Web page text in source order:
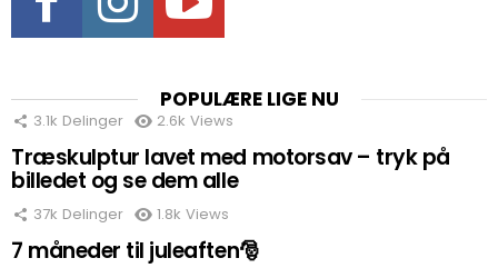
POPULÆRE LIGE NU
3.1k Delinger 2.6k Views
Træskulptur lavet med motorsav – tryk på
billedet og se dem alle
37k Delinger 1.8k Views
7 måneder til juleaften🎅